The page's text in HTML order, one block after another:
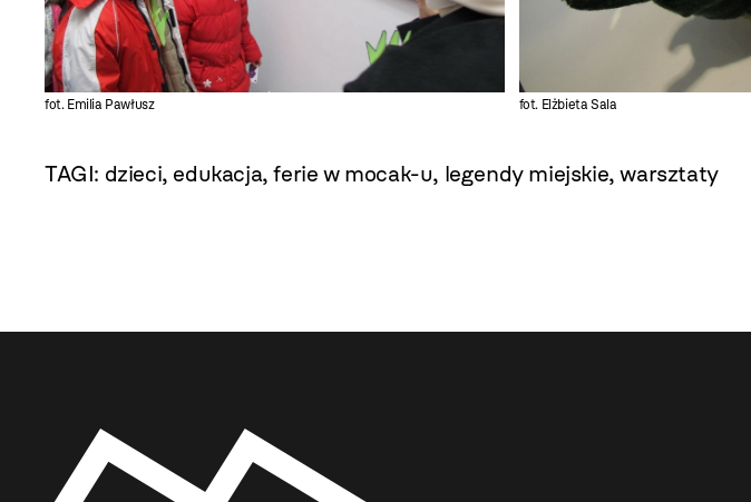
fot. Emilia Pawłusz fot. Elżbieta Sala
TAGI: dzieci, edukacja,ferie w mocak-u, legendy miejskie,warsztaty